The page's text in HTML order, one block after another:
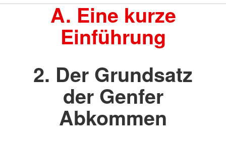
A. Eine kurze
Einführung
2. Der Grundsatz
der Genfer
Abkommen